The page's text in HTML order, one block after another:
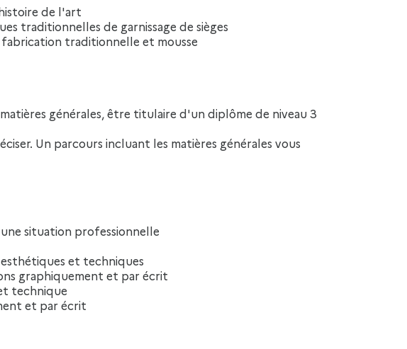
de l'art
traditionnelles de garnissage de sièges
traditionnelle et mousse
Un parcours incluant les matières générales vous
situation professionnelle
et techniques
graphiquement et par écrit
technique
et par écrit